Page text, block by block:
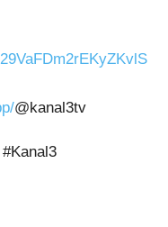
@kanal3tv